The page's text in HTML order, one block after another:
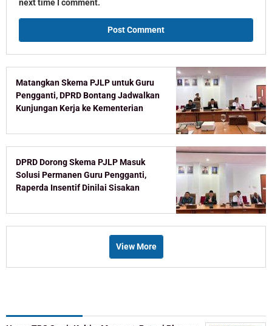
next time I comment.
Matangkan Skema PJLP untuk Guru
Pengganti, DPRD Bontang Jadwalkan
Kunjungan Kerja ke Kementerian
DPRD Dorong Skema PJLP Masuk
Solusi Permanen Guru Pengganti,
Raperda Insentif Dinilai Sisakan
View More